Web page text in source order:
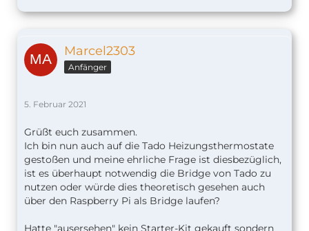
Marcel2303
Anfänger
5. Februar 2021
Grüßt euch zusammen.
Ich bin nun auch auf die Tado Heizungsthermostate
gestoßen und meine ehrliche Frage ist diesbezüglich,
ist es überhaupt notwendig die Bridge von Tado zu
nutzen oder würde dies theoretisch gesehen auch
über den Raspberry Pi als Bridge laufen?
Hatte "ausersehen" kein Starter-Kit gekauft sondern